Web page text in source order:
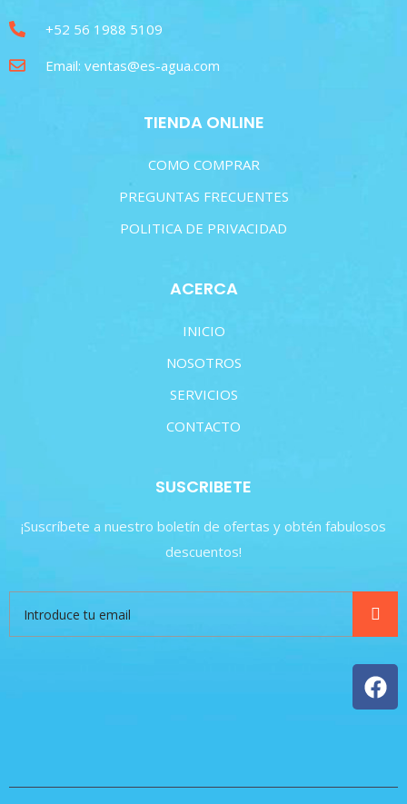
+52 56 1988 5109
Email: ventas@es-agua.com
TIENDA ONLINE
COMO COMPRAR
PREGUNTAS FRECUENTES
POLITICA DE PRIVACIDAD
ACERCA
INICIO
NOSOTROS
SERVICIOS
CONTACTO
SUSCRIBETE
¡Suscríbete a nuestro boletín de ofertas y obtén fabulosos
descuentos!